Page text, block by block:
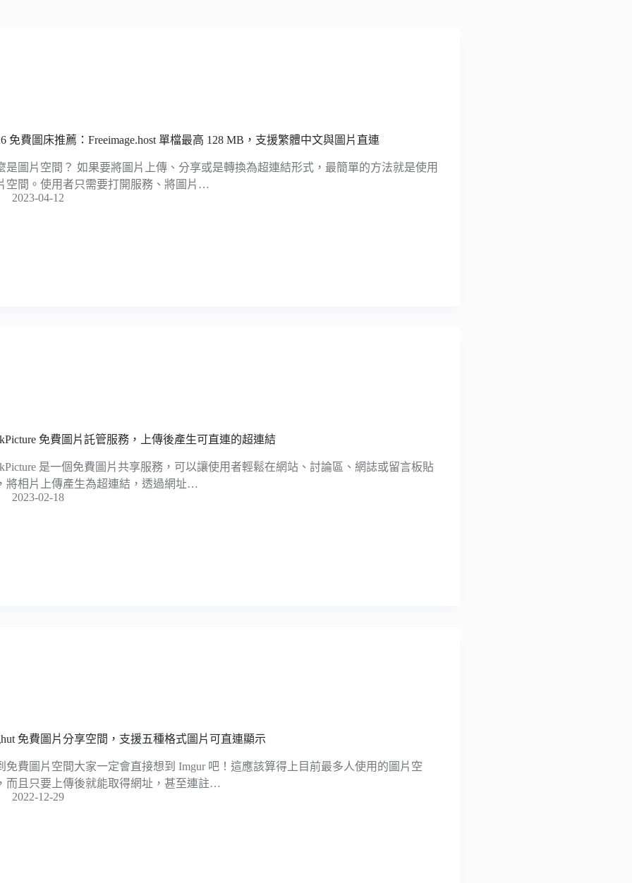
免費圖床推薦：Freeimage.host 單檔最高 128 MB，支援繁體中文與圖片直連
是圖片空間？ 如果要將圖片上傳、分享或是轉換為超連結形式，最簡單的方法就是使用
空間。使用者只需要打開服務、將圖片…
2023-04-12
免費圖片託管服務，上傳後產生可直連的超連結
是一個免費圖片共享服務，可以讓使用者輕鬆在網站、討論區、網誌或留言板貼
將相片上傳產生為超連結，透過網址…
2023-02-18
免費圖片分享空間，支援五種格式圖片可直連顯示
免費圖片空間大家一定會直接想到 Imgur 吧！這應該算得上目前最多人使用的圖片空
而且只要上傳後就能取得網址，甚至連註…
2022-12-29